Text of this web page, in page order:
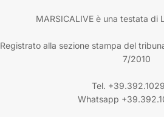
MARSICALIVE è una testata di
Registrato alla sezione stampa del
7/2010
Tel.
Whatsapp